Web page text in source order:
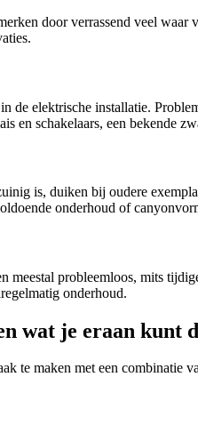
door verrassend veel
de elektrische installatie.
en schakelaars, een bekende
is, duiken bij oudere
onderhoud of
meestal probleemloos, mits
onderhoud.
wat je eraan kunt
te maken met een combinatie